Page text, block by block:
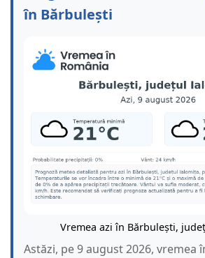
în Bărbulești
Vremea azi în Bărbulești,
Astăzi, pe 9 august 2026, vremea